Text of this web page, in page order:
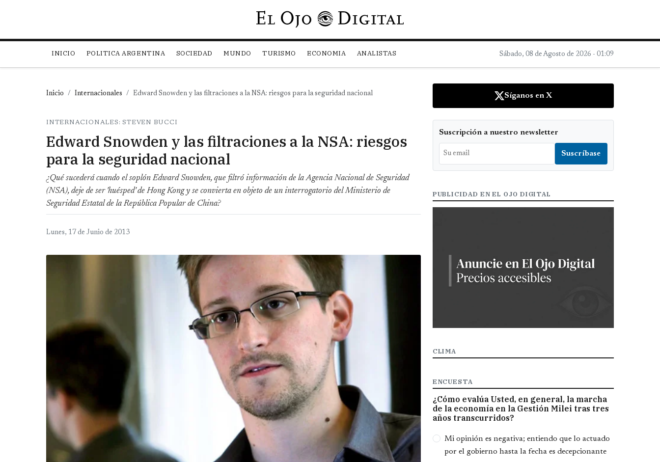
Pasar al contenido principal
INICIO POLITICA ARGENTINA SOCIEDAD MUNDO TURISMO ECONOMIA ANALISTAS Sábado, 08 de Agosto de 2026 - 01:09
Inicio Internacionales Edward Snowden y las filtraciones a la NSA: riesgos para la seguridad nacional
INTERNACIONALES: STEVEN BUCCI
Edward Snowden y las filtraciones a la NSA: riesgos
para la seguridad nacional
¿Qué sucederá cuando el soplón Edward Snowden, que filtró información de la Agencia Nacional de Seguridad
(NSA), deje de ser 'huésped' de Hong Kong y se convierta en objeto de un interrogatorio del Ministerio de
Seguridad Estatal de la República Popular de China?
Lunes, 17 de Junio de 2013
Síganos en X
Suscripción a nuestro newsletter
PUBLICIDAD EN EL OJO DIGITAL
CLIMA
ENCUESTA
¿Cómo evalúa Usted, en general, la marcha
de la economía en la Gestión Milei tras tres
años transcurridos?
Opciones
Mi opinión es negativa; entiendo que lo actuado
por el gobierno hasta la fecha es decepcionante